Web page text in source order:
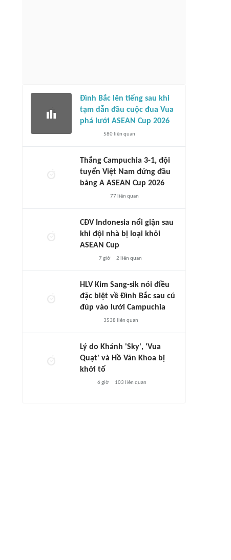
Đình Bắc lên tiếng sau khi
tạm dẫn đầu cuộc đua Vua
phá lưới ASEAN Cup 2026
580liên quan
Thắng Campuchia 3-1, đội
tuyển Việt Nam đứng đầu
bảng A ASEAN Cup 2026
77liên quan
CĐV Indonesia nổi giận sau
khi đội nhà bị loại khỏi
ASEAN Cup
7 giờ 2 liên quan
HLV Kim Sang-sik nói điều
đặc biệt về Đình Bắc sau cú
đúp vào lưới Campuchia
3538 liên quan
Lý do Khánh 'Sky', 'Vua
Quạt' và Hồ Văn Khoa bị
khởi tố
6 giờ 103 liên quan